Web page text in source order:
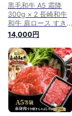
黒毛和牛 A5 霜降
300g × 2 長崎和牛
和牛 肩ロース すき
焼き用 しゃぶしゃぶ
用 長崎県産 高級肉
霜降り すき焼き肉
すきやき肉 すき焼肉
プレゼント お祝い
ギフト 贈り物 贈答
用 送料無料 九州産
牛肉
14,000円